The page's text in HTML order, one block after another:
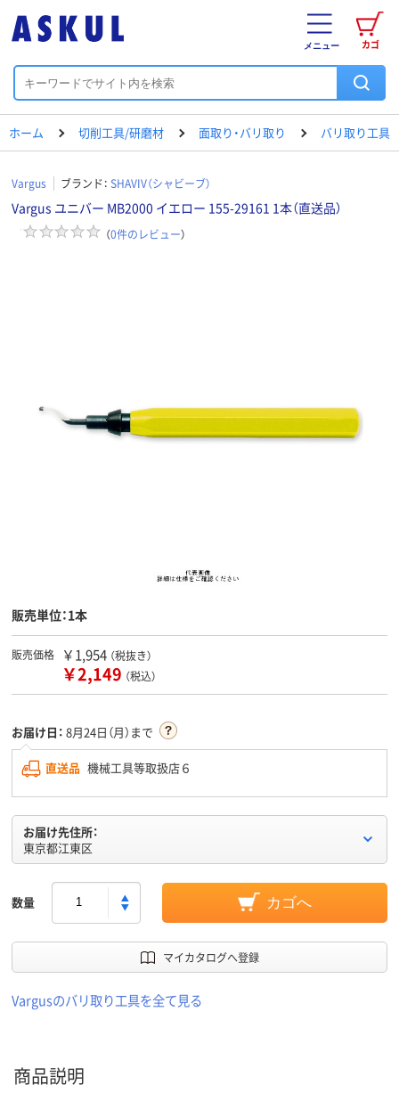
カゴ
メニュー
ホーム 切削工具/研磨材 面取り・バリ取り バリ取り工具
Vargus ブランド： SHAVIV（シャビーブ）
Vargus ユニバー MB2000 イエロー 155-29161 1本（直送品）
（0件のレビュー）
販売単位：1本
販売価格 ￥1,954 （税抜き）
￥2,149 （税込）
お届け日： 8月24日（月）まで
直送品 機械工具等取扱店６
お届け先住所：
東京都江東区
数量 カゴへ
マイカタログへ登録
Vargusのバリ取り工具を全て見る
商品説明